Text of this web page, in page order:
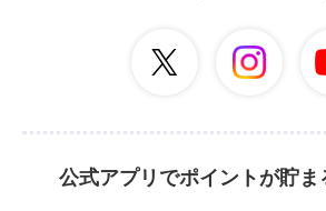
公式アプリでポイントが貯ま